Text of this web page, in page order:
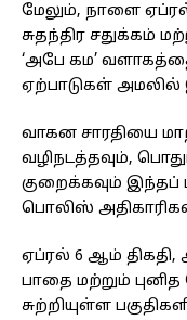
மேலும், நாளை ஏப்ரல்
சுதந்திர சதுக்கம்
‘அபே கம’
ஏற்பாடுகள் அமலில்
வாகன சாரதியை
வழிநடத்தவும்,
குறைக்கவும் இந்தப்
பொலிஸ்
ஏப்ரல் 6 ஆம் திகதி,
பாதை மற்றும்
சுற்றியுள்ள